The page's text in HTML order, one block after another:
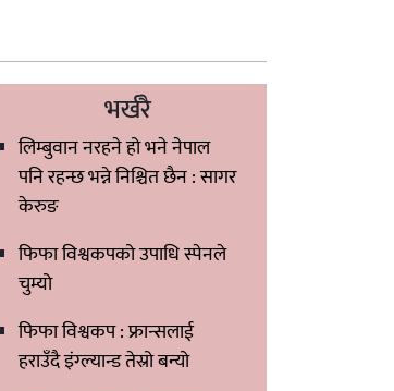
भर्खरै
लिम्बुवान नरहने हो भने नेपाल
पनि रहन्छ भन्ने निश्चित छैन : सागर
केरुङ
फिफा विश्वकपको उपाधि स्पेनले
चुम्यो
फिफा विश्वकप : फ्रान्सलाई
हराउँदै इंग्ल्यान्ड तेस्रो बन्यो